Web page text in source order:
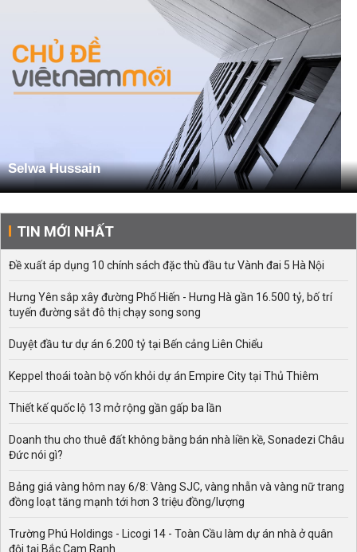
Selwa Hussain
TIN MỚI NHẤT
Đề xuất áp dụng 10 chính sách đặc thù đầu tư Vành đai 5 Hà Nội
Hưng Yên sắp xây đường Phố Hiến - Hưng Hà gần 16.500 tỷ, bố trí
tuyến đường sắt đô thị chạy song song
Duyệt đầu tư dự án 6.200 tỷ tại Bến cảng Liên Chiểu
Keppel thoái toàn bộ vốn khỏi dự án Empire City tại Thủ Thiêm
Thiết kế quốc lộ 13 mở rộng gần gấp ba lần
Doanh thu cho thuê đất không bằng bán nhà liền kề, Sonadezi Châu
Đức nói gì?
Bảng giá vàng hôm nay 6/8: Vàng SJC, vàng nhẫn và vàng nữ trang
đồng loạt tăng mạnh tới hơn 3 triệu đồng/lượng
Trường Phú Holdings - Licogi 14 - Toàn Cầu làm dự án nhà ở quân
đội tại Bắc Cam Ranh